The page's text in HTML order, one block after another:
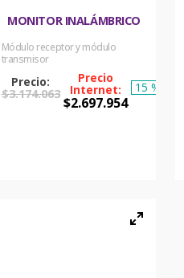
MONITOR INALÁMBRICO
Módulo receptor y módulo
transmisor
$3.174.063
$2.697.954
15 %